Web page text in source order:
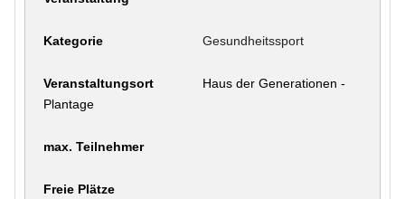
Gesundheitssport
Haus der Generationen -
Plantage